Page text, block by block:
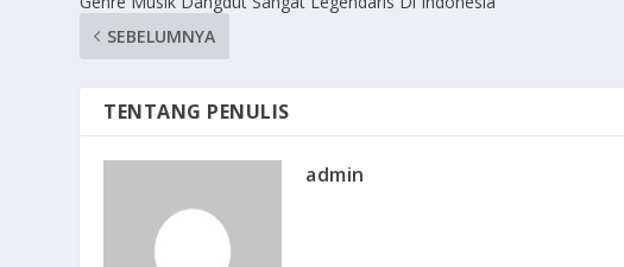
SEBELUMNYA
TENTANG PENULIS
admin